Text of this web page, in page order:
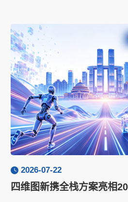
2026-07-22
四维图新携全栈方案亮相